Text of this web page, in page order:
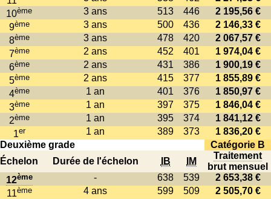
10ème 3 ans 513 446
2 195,56 €
9ème 3 ans 500 436
2 146,33 €
8ème 3 ans 478 420
2 067,57 €
7ème 2 ans 452 401
1 974,04 €
6ème 2 ans 431 386
1 900,19 €
5ème 2 ans 415 377
1 855,89 €
4ème 1 an 401 376
1 850,97 €
3ème 1 an 397 375
1 846,04 €
2ème 1 an 395 374
1 841,12 €
1er 1 an 389 373
1 836,20 €
Deuxième grade
Catégorie B
Échelon
Durée de l'échelon IB IM
Traitement
brut mensuel
12ème - 638 539
2 653,38 €
11ème 4 ans 599 509
2 505,70 €